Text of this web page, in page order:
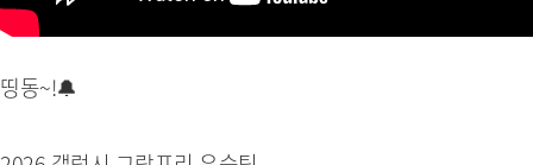
띵동~!🔔